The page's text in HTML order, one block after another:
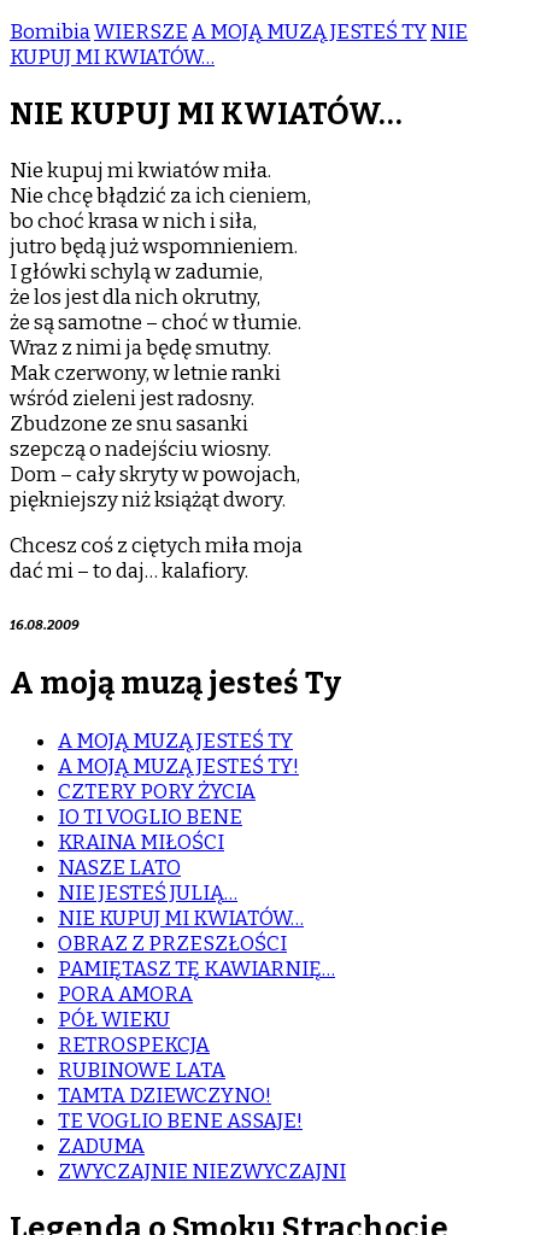
BomibiaWIERSZEA MOJĄ MUZĄ JESTEŚ TYNIE
KUPUJ MI KWIATÓW…
NIE KUPUJ MI KWIATÓW…
Nie kupuj mi kwiatów miła.
Nie chcę błądzić za ich cieniem,
bo choć krasa w nich i siła,
jutro będą już wspomnieniem.
I główki schylą w zadumie,
że los jest dla nich okrutny,
że są samotne – choć w tłumie.
Wraz z nimi ja będę smutny.
Mak czerwony, w letnie ranki
wśród zieleni jest radosny.
Zbudzone ze snu sasanki
szepczą o nadejściu wiosny.
Dom – cały skryty w powojach,
piękniejszy niż książąt dwory.
Chcesz coś z ciętych miła moja
dać mi – to daj… kalafiory.
16.08.2009
A moją muzą jesteś Ty
A MOJĄ MUZĄ JESTEŚ TY
A MOJĄ MUZĄ JESTEŚ TY!
CZTERY PORY ŻYCIA
IO TI VOGLIO BENE
KRAINA MIŁOŚCI
NASZE LATO
NIE JESTEŚ JULIĄ…
NIE KUPUJ MI KWIATÓW…
OBRAZ Z PRZESZŁOŚCI
PAMIĘTASZ TĘ KAWIARNIĘ…
PORA AMORA
PÓŁ WIEKU
RETROSPEKCJA
RUBINOWE LATA
TAMTA DZIEWCZYNO!
TE VOGLIO BENE ASSAJE!
ZADUMA
ZWYCZAJNIE NIEZWYCZAJNI